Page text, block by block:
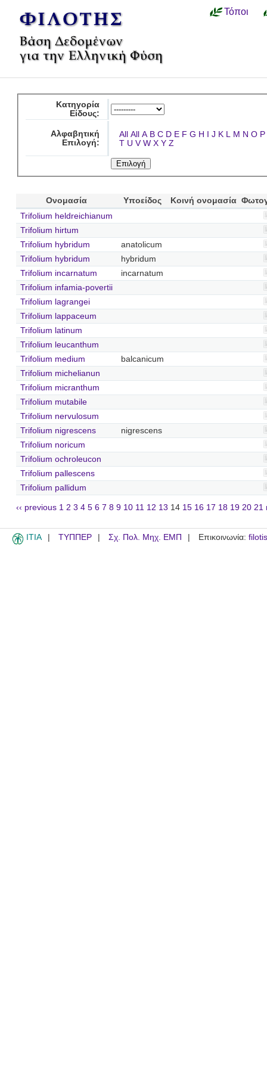
Τόποι
Κατηγορία
Είδους:
Αλφαβητική
Επιλογή:
All All A B C D E F G H I J K L M N O P
T U V W X Y Z
Ονομασία Υποείδος Κοινή ονομασία
Trifolium heldreichianum
Trifolium hirtum
Trifolium hybridum
anatolicum
Trifolium hybridum
hybridum
Trifolium incarnatum
incarnatum
Trifolium infamia-povertii
Trifolium lagrangei
Trifolium lappaceum
Trifolium latinum
Trifolium leucanthum
Trifolium medium
balcanicum
Trifolium michelianun
Trifolium micranthum
Trifolium mutabile
Trifolium nervulosum
Trifolium nigrescens
nigrescens
Trifolium noricum
Trifolium ochroleucon
Trifolium pallescens
Trifolium pallidum
‹‹ previous 1 2 3 4 5 6 7 8 9 10 11 12 13 14 15 16 17 18 19 20 21
ITIA ΤΥΠΠΕΡ Σχ. Πολ. Μηχ. ΕΜΠ Επικοινωνία: